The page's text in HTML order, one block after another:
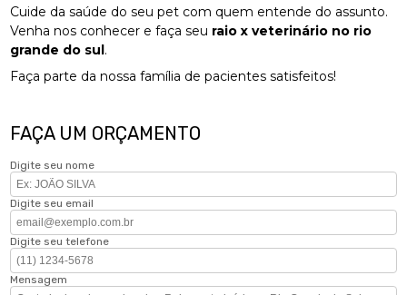
Cuide da saúde do seu pet com quem entende do assunto.
Venha nos conhecer e faça seu raio x veterinário no rio
grande do sul .
Faça parte da nossa família de pacientes satisfeitos!
FAÇA UM ORÇAMENTO
Digite seu nome
Digite seu email
Digite seu telefone
Mensagem